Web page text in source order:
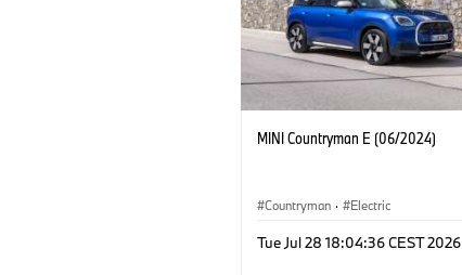
MINI Countryman E (06/2024)
Countryman · Electric
Tue Jul 28 18:04:36 CEST 2026